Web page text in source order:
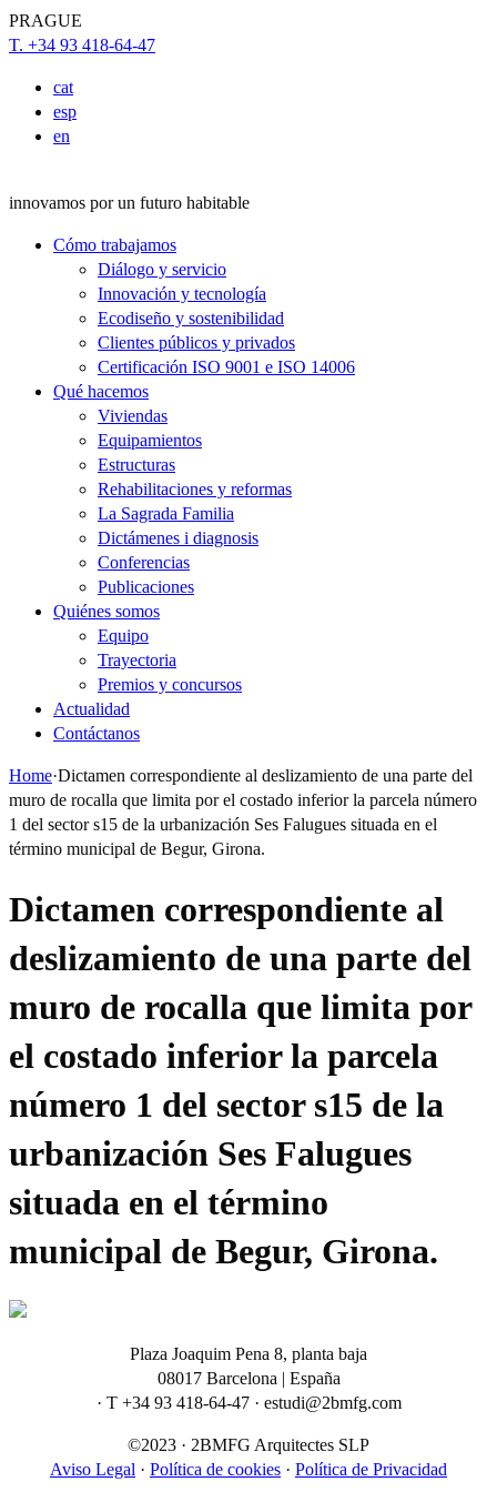
PRAGUE
T. +34 93 418-64-47
cat
esp
en
innovamos por un futuro habitable
Cómo trabajamos
Diálogo y servicio
Innovación y tecnología
Ecodiseño y sostenibilidad
Clientes públicos y privados
Certificación ISO 9001 e ISO 14006
Qué hacemos
Viviendas
Equipamientos
Estructuras
Rehabilitaciones y reformas
La Sagrada Familia
Dictámenes i diagnosis
Conferencias
Publicaciones
Quiénes somos
Equipo
Trayectoria
Premios y concursos
Actualidad
Contáctanos
Home·Dictamen correspondiente al deslizamiento de una parte del
muro de rocalla que limita por el costado inferior la parcela número
1 del sector s15 de la urbanización Ses Falugues situada en el
término municipal de Begur, Girona.
Dictamen correspondiente al
deslizamiento de una parte del
muro de rocalla que limita por
el costado inferior la parcela
número 1 del sector s15 de la
urbanización Ses Falugues
situada en el término
municipal de Begur, Girona.
Plaza Joaquim Pena 8, planta baja
08017 Barcelona | España
· T +34 93 418-64-47 · estudi@2bmfg.com
©2023 · 2BMFG Arquitectes SLP
Aviso Legal · Política de cookies · Política de Privacidad